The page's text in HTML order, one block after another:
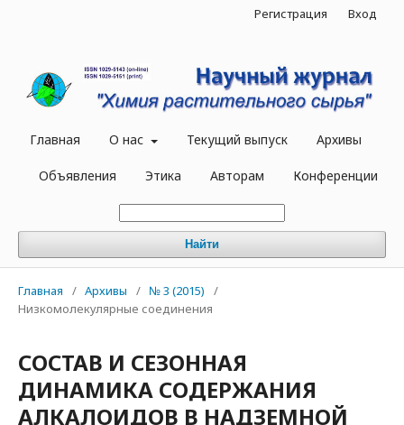
Главная О нас Текущий выпуск Архивы
Объявления Этика Авторам Конференции
Найти
Регистрация Вход
Главная / Архивы / № 3 (2015)
/
Низкомолекулярные соединения
СОСТАВ И СЕЗОННАЯ
ДИНАМИКА СОДЕРЖАНИЯ
АЛКАЛОИДОВ В НАДЗЕМНОЙ